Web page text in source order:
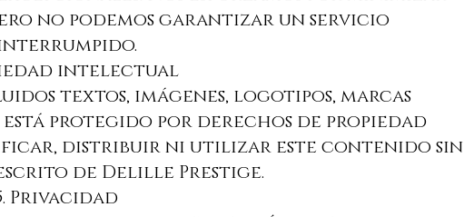
no podemos garantizar un servicio
intelectual
textos, imágenes, logotipos, marcas
protegido por derechos de propiedad
distribuir ni utilizar este contenido sin
de Delille Prestige.
Privacidad